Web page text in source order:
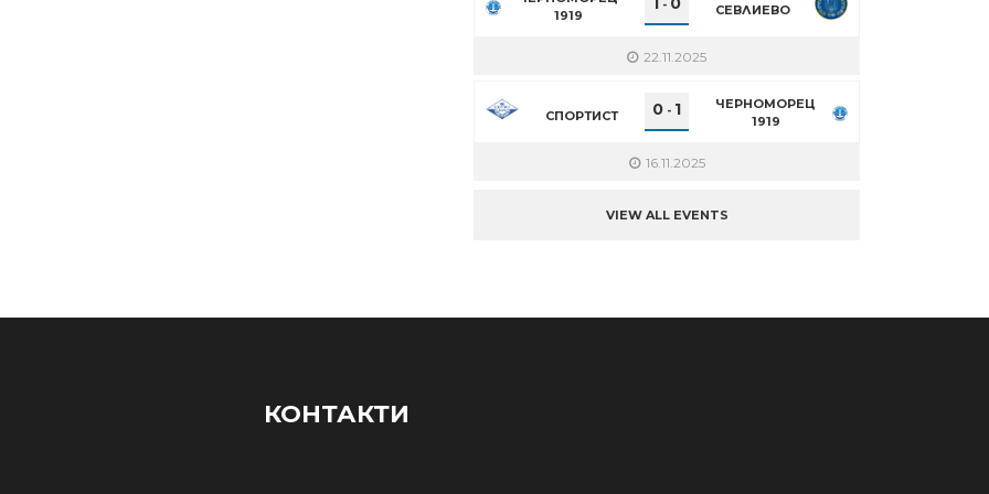
1919
- СЕВЛИЕВО
22.11.2025
СПОРТИСТ 0 - 1
ЧЕРНОМОРЕЦ
1919
16.11.2025
VIEW ALL EVENTS
КОНТАКТИ